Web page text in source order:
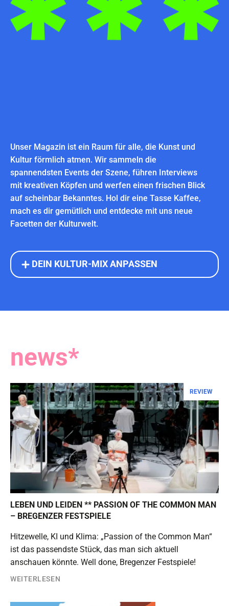
Unser Magazin ist ein Raum für alle, die Kunst und
Kultur förmlich atmen. Wir sammeln die
spannendsten Events der Szene, führen Interviews
mit kreativen Köpfen und werfen einen frischen Blick
auf scheinbar Bekanntes. Hol dir eine Tasse Kaffee,
mach es dir gemütlich und entdecke mit uns neue
Facetten der Kulturwelt.
DEIN KULTUR-MIX ANPASSEN
news*
REVIEW
LEBEN UND LEIDEN ** PASSION OF THE COMMON MAN
– BREGENZER FESTSPIELE
Hitzewelle, KI und Klima: „Passion of the Common Man“
ist das passendste Stück, das man sich aktuell
anschauen könnte. Well done, Bregenzer Festspiele!
WEITERLESEN